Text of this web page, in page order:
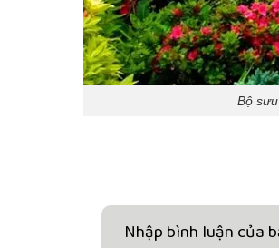
Bộ
Nhập bình luận của